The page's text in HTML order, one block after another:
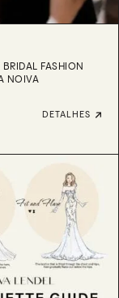
FASHION
NOIVA
DETALHES